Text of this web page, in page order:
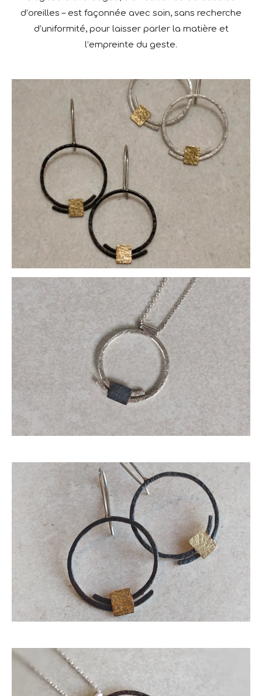
d’oreilles – est façonnée avec soin, sans recherche
d’uniformité, pour laisser parler la matière et
l’empreinte du geste.